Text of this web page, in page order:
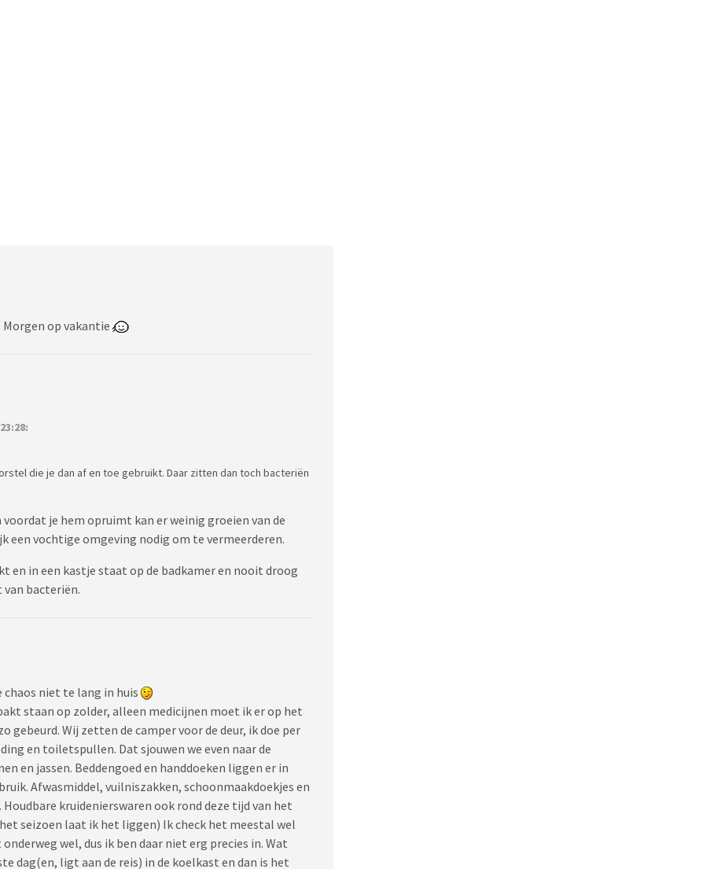
op vakantie
die je dan af en toe gebruikt. Daar zitten dan toch bacteriën
je hem opruimt kan er weinig groeien van de
een vochtige omgeving nodig om te vermeerderen.
en in een kastje staat op de badkamer en nooit droog
bacteriën.
chaos niet te lang in huis
staan op zolder, alleen medicijnen moet ik er op het
gebeurd. Wij zetten de camper voor de deur, ik doe per
en toiletspullen. Dat sjouwen we even naar de
en jassen. Beddengoed en handdoeken liggen er in
Afwasmiddel, vuilniszakken, schoonmaakdoekjes en
kruidenierswaren ook rond deze tijd van het
seizoen laat ik het liggen) Ik check het meestal wel
wel, dus ik ben daar niet erg precies in. Wat
dag(en, ligt aan de reis) in de koelkast en dan is het